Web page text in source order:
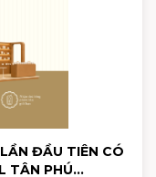
ĐẦU TIÊN CÓ
TÂN PHÚ